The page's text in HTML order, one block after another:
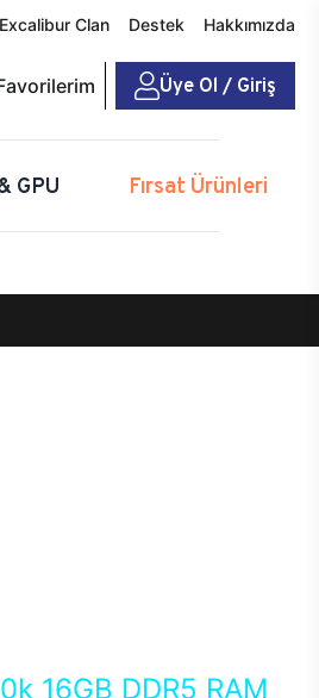
Excalibur Clan Destek Hakkımızda
Üye Ol / Giriş
GPU Fırsat Ürünleri
16GB DDR5 RAM